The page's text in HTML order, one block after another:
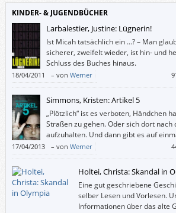
verständlich – und mit Humor.
KINDER- & JUGENDBÜCHER
Larbalestier, Justine: Lügnerin!
Ist Micah tatsächlich ein …? – Man
sicherer, zweifelt wieder, ist hin- und
Schluss des Buches hinaus.
18/04/2011 – von Werner
Simmons, Kristen: Artikel 5
„Plötzlich“ ist es verboten, Händchen
Straßen zu gehen. Oder sich dort nach
aufzuhalten. Und dann gibt es auf
eine Polizei mit mehr Befugnissen.
Menschen. Die werden schon etwas angestellt
damit, dass es auch eine/n selbst treffen könnte?
17/04/2013 – von Werner
Holtei, Christa: Skandal in
Eine gut geschriebene
selber Lesen und Vorlesen.
Informationen über das alte